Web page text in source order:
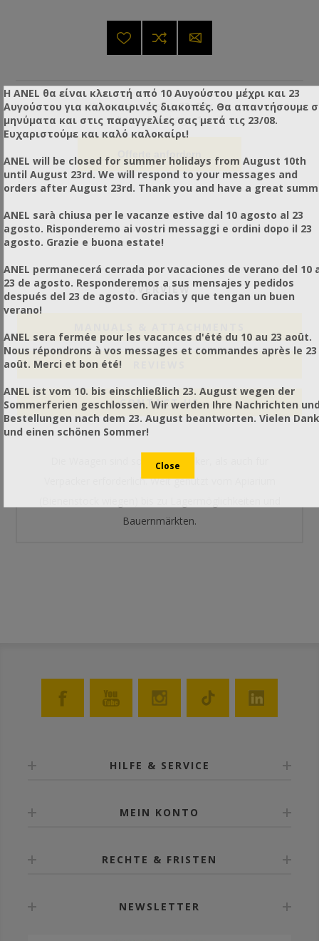
Dimensions (Item): 23x30x cm
Items / Package: 1
OVERVIEW
CONTACT US
Die Waagen sind sowohl für Imker, als auch für
Verpacker erforderlich. Weit genutzt vom Apiarium
Bauernmärkten.
HILFE & SERVICE
MEIN KONTO
RECHTE & FRISTEN
NEWSLETTER
Η ANEL θα είναι κλειστή από 10 Αυγούστου μέχρι και 23
Αυγούστου για καλοκαιρινές διακοπές. Θα απαντήσουμε
μηνύματα και στις παραγγελίες σας μετά τις 23/08.
Ευχαριστούμε και καλό καλοκαίρι!
ANEL will be closed for summer holidays from August 10th
until August 23rd. We will respond to your messages and
orders after August 23rd. Thank you and have a great
ANEL sarà chiusa per le vacanze estive dal 10 agosto al 23
agosto. Risponderemo ai vostri messaggi e ordini dopo il 23
agosto. Grazie e buona estate!
ANEL permanecerá cerrada por vacaciones de verano del 10
23 de agosto. Responderemos a sus mensajes y pedidos
después del 23 de agosto. Gracias y que tengan un buen
verano!
ANEL sera fermée pour les vacances d'été du 10 au 23 août.
Nous répondrons à vos messages et commandes après le 23
août. Merci et bon été!
ANEL ist vom 10. bis einschließlich 23. August wegen der
Sommerferien geschlossen. Wir werden Ihre Nachrichten
Bestellungen nach dem 23. August beantworten. Vielen Dank
und einen schönen Sommer!